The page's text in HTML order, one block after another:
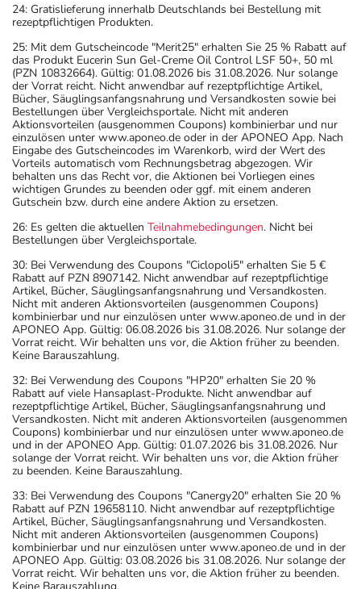
24: Gratislieferung innerhalb Deutschlands bei Bestellung mit
rezeptpflichtigen Produkten.
25: Mit dem Gutscheincode "Merit25" erhalten Sie 25 % Rabatt auf
das Produkt Eucerin Sun Gel-Creme Oil Control LSF 50+, 50 ml
(PZN 10832664). Gültig: 01.08.2026 bis 31.08.2026. Nur solange
der Vorrat reicht. Nicht anwendbar auf rezeptpflichtige Artikel,
Bücher, Säuglingsanfangsnahrung und Versandkosten sowie bei
Bestellungen über Vergleichsportale. Nicht mit anderen
Aktionsvorteilen (ausgenommen Coupons) kombinierbar und nur
einzulösen unter www.aponeo.de oder in der APONEO App. Nach
Eingabe des Gutscheincodes im Warenkorb, wird der Wert des
Vorteils automatisch vom Rechnungsbetrag abgezogen. Wir
behalten uns das Recht vor, die Aktionen bei Vorliegen eines
wichtigen Grundes zu beenden oder ggf. mit einem anderen
Gutschein bzw. durch eine andere Aktion zu ersetzen.
26: Es gelten die aktuellen Teilnahmebedingungen. Nicht bei
Bestellungen über Vergleichsportale.
30: Bei Verwendung des Coupons "Ciclopoli5" erhalten Sie 5 €
Rabatt auf PZN 8907142. Nicht anwendbar auf rezeptpflichtige
Artikel, Bücher, Säuglingsanfangsnahrung und Versandkosten.
Nicht mit anderen Aktionsvorteilen (ausgenommen Coupons)
kombinierbar und nur einzulösen unter www.aponeo.de und in der
APONEO App. Gültig: 06.08.2026 bis 31.08.2026. Nur solange der
Vorrat reicht. Wir behalten uns vor, die Aktion früher zu beenden.
Keine Barauszahlung.
32: Bei Verwendung des Coupons "HP20" erhalten Sie 20 %
Rabatt auf viele Hansaplast-Produkte. Nicht anwendbar auf
rezeptpflichtige Artikel, Bücher, Säuglingsanfangsnahrung und
Versandkosten. Nicht mit anderen Aktionsvorteilen (ausgenommen
Coupons) kombinierbar und nur einzulösen unter www.aponeo.de
und in der APONEO App. Gültig: 01.07.2026 bis 31.08.2026. Nur
solange der Vorrat reicht. Wir behalten uns vor, die Aktion früher
zu beenden. Keine Barauszahlung.
33: Bei Verwendung des Coupons "Canergy20" erhalten Sie 20 %
Rabatt auf PZN 19658110. Nicht anwendbar auf rezeptpflichtige
Artikel, Bücher, Säuglingsanfangsnahrung und Versandkosten.
Nicht mit anderen Aktionsvorteilen (ausgenommen Coupons)
kombinierbar und nur einzulösen unter www.aponeo.de und in der
APONEO App. Gültig: 03.08.2026 bis 31.08.2026. Nur solange der
Vorrat reicht. Wir behalten uns vor, die Aktion früher zu beenden.